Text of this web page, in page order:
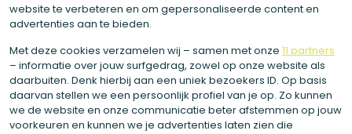
website te verbeteren en om gepersonaliseerde content en
advertenties aan te bieden.
Met deze cookies verzamelen wij – samen met onze 11 partners
– informatie over jouw surfgedrag, zowel op onze website als
daarbuiten. Denk hierbij aan een uniek bezoekers ID. Op basis
daarvan stellen we een persoonlijk profiel van je op. Zo kunnen
we de website en onze communicatie beter afstemmen op jouw
voorkeuren en kunnen we je advertenties laten zien die
Planning en de sociale kant van
voeding
Gedragsverandering vraagt om voorbereiding. Pas direct